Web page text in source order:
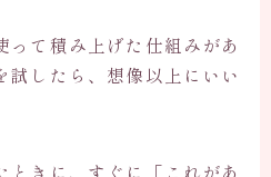
って積み上げた仕組みがあ
試したら、想像以上にいい
ときに、すぐに「これがあ